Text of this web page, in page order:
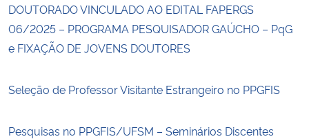
DOUTORADO VINCULADO AO EDITAL FAPERGS
06/2025 – PROGRAMA PESQUISADOR GAÚCHO – PqG
e FIXAÇÃO DE JOVENS DOUTORES
Seleção de Professor Visitante Estrangeiro no PPGFIS
Pesquisas no PPGFIS/UFSM – Seminários Discentes